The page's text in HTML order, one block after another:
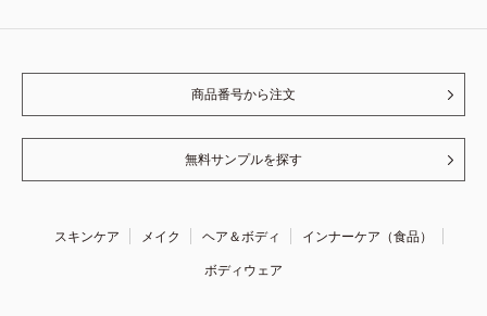
商品番号から注文
無料サンプルを探す
スキンケア メイク ヘア＆ボディ
インナーケア（食品）
ボディウェア